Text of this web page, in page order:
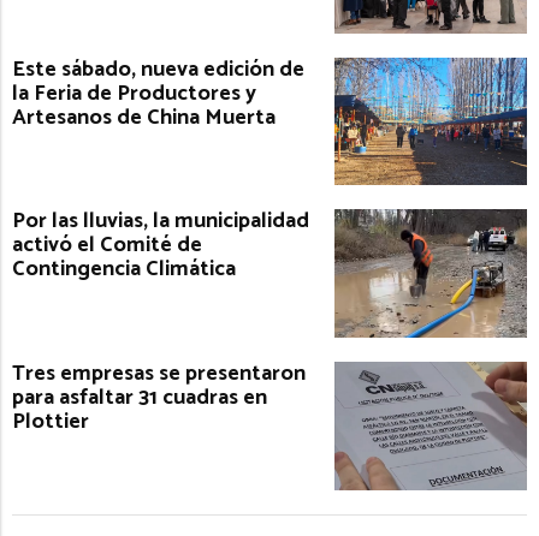
Este sábado, nueva edición de
la Feria de Productores y
Artesanos de China Muerta
Por las lluvias, la municipalidad
activó el Comité de
Contingencia Climática
Tres empresas se presentaron
para asfaltar 31 cuadras en
Plottier